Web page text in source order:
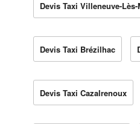
Devis Taxi Villeneuve-
Devis Taxi Brézilhac
Devis Taxi Cazalrenoux